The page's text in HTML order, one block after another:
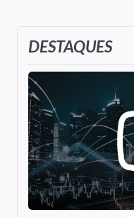
DESTAQUES